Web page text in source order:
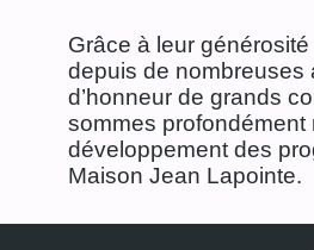
Grâce à leur
depuis de nombreuses
d’honneur de grands
sommes
développement des
Maison Jean Lapointe.